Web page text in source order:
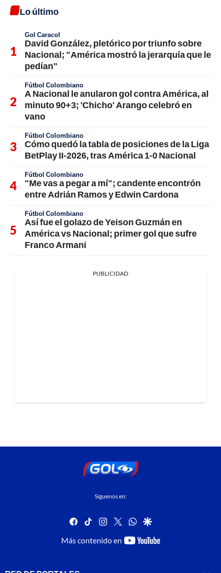
Lo último
Gol Caracol
David González, pletórico por triunfo sobre
Nacional; "América mostró la jerarquía que le
pedían"
Fútbol Colombiano
A Nacional le anularon gol contra América, al
minuto 90+3; 'Chicho' Arango celebró en
vano
Fútbol Colombiano
Cómo quedó la tabla de posiciones de la Liga
BetPlay II-2026, tras América 1-0 Nacional
Fútbol Colombiano
"Me vas a pegar a mí"; candente encontrón
entre Adrián Ramos y Edwin Cardona
Fútbol Colombiano
Así fue el golazo de Yeison Guzmán en
América vs Nacional; primer gol que sufre
Franco Armani
PUBLICIDAD
Síguenos en:
facebook
tiktok instagram
twitterwhatsapp
google
Más contenido en
youtube-